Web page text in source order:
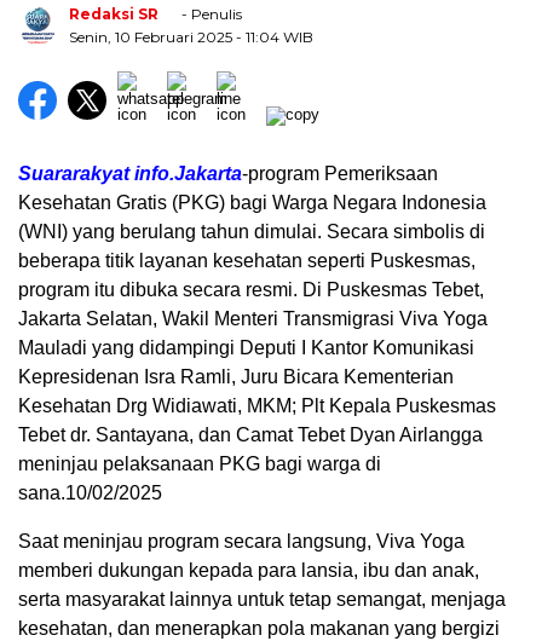
Redaksi SR
- Penulis
Senin, 10 Februari 2025 - 11:04 WIB
Suararakyat info.Jakarta-program Pemeriksaan
Kesehatan Gratis (PKG) bagi Warga Negara Indonesia
(WNI) yang berulang tahun dimulai. Secara simbolis di
beberapa titik layanan kesehatan seperti Puskesmas,
program itu dibuka secara resmi. Di Puskesmas Tebet,
Jakarta Selatan, Wakil Menteri Transmigrasi Viva Yoga
Mauladi yang didampingi Deputi I Kantor Komunikasi
Kepresidenan Isra Ramli, Juru Bicara Kementerian
Kesehatan Drg Widiawati, MKM; Plt Kepala Puskesmas
Tebet dr. Santayana, dan Camat Tebet Dyan Airlangga
meninjau pelaksanaan PKG bagi warga di
sana.10/02/2025
Saat meninjau program secara langsung, Viva Yoga
memberi dukungan kepada para lansia, ibu dan anak,
serta masyarakat lainnya untuk tetap semangat, menjaga
kesehatan, dan menerapkan pola makanan yang bergizi